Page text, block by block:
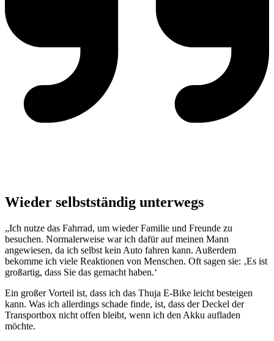
Wieder selbstständig unterwegs
„Ich nutze das Fahrrad, um wieder Familie und Freunde zu
besuchen. Normalerweise war ich dafür auf meinen Mann
angewiesen, da ich selbst kein Auto fahren kann. Außerdem
bekomme ich viele Reaktionen von Menschen. Oft sagen sie: ‚Es ist
großartig, dass Sie das gemacht haben.‘
Ein großer Vorteil ist, dass ich das Thuja E-Bike leicht besteigen
kann. Was ich allerdings schade finde, ist, dass der Deckel der
Transportbox nicht offen bleibt, wenn ich den Akku aufladen
möchte.